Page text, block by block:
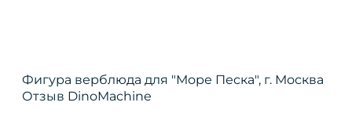
Фигура верблюда для "Море Песка", г. Москва
Отзыв DinoMachine